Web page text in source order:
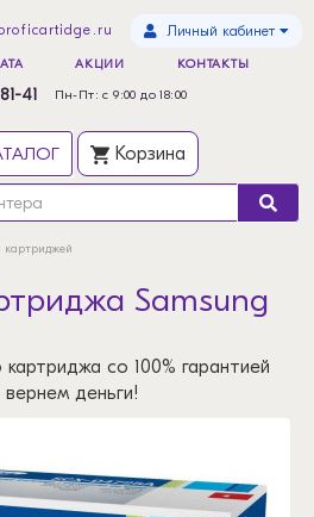
Личный кабинет
АКЦИИ КОНТАКТЫ
41 Пн-Пт: с 9:00 до 18:00
Корзина
картриджей
Samsung
со 100% гарантией
деньги!